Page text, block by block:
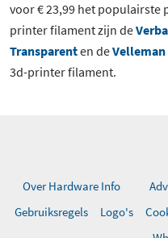
voor € 23,99 het populairste
printer filament zijn de
Transparenten deVelleman
3d-printer filament.
Over Hardware Info
Gebruiksregels
Logo's